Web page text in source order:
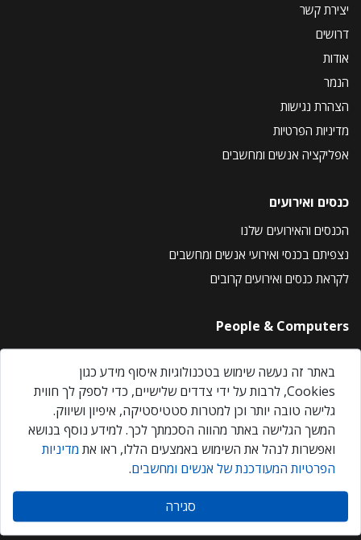
יצירת קשר
דרושים
אודות
הנמר
הצהרת נגישות
מדיניות הפרטיות
אפליקציה אנשים ומחשבים
כנסים ואירועים
הכנסים והאירועים שלנו
נצפיתם בכנסי ואירועי אנשים ומחשבים
לקראת כנסים ואירועים קרובים
People & Computers
About Us
Privacy Policy
Contact Us
Our Events
אנשים ומחשבים © 2026 – כל הזכויות שמורות
באתר זה נעשה שימוש בטכנולוגיות איסוף מידע כגון
Cookies, לרבות על ידי צדדים שלישיים, כדי לספק לך חווית
גלישה טובה יותר וכן למטרות סטטיסטיקה, איפיון ושיווק.
המשך הגלישה באתר מהווה הסכמתך לכך. למידע נוסף בנושא
ואפשרות לנהל את השימוש באמצעים הללו, ראו את מדיניות
הפרטיות המעודכנת של אנשים ומחשבים.
סגירה